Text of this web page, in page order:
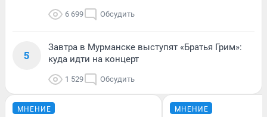
6 699 Обсудить
5
Завтра в Мурманске выступят «Братья Грим»:
куда идти на концерт
1 529 Обсудить
МНЕНИЕ МНЕНИЕ